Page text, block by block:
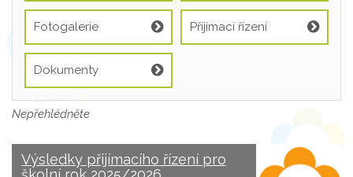
Fotogalerie Přijímací řízení
Dokumenty
Nepřehlédněte
Výsledky přijímacího řízení pro